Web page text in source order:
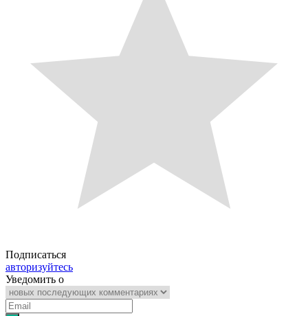
Подписаться
авторизуйтесь
Уведомить о